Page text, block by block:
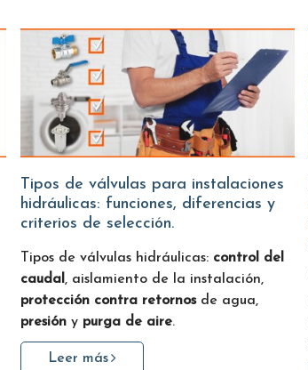
Tipos de válvulas para instalaciones
hidráulicas: funciones, diferencias y
criterios de selección.
Tipos de válvulas hidráulicas: control del
caudal , aislamiento de la instalación,
protección contra retornosde agua,
presión y purga de aire.
Leer más